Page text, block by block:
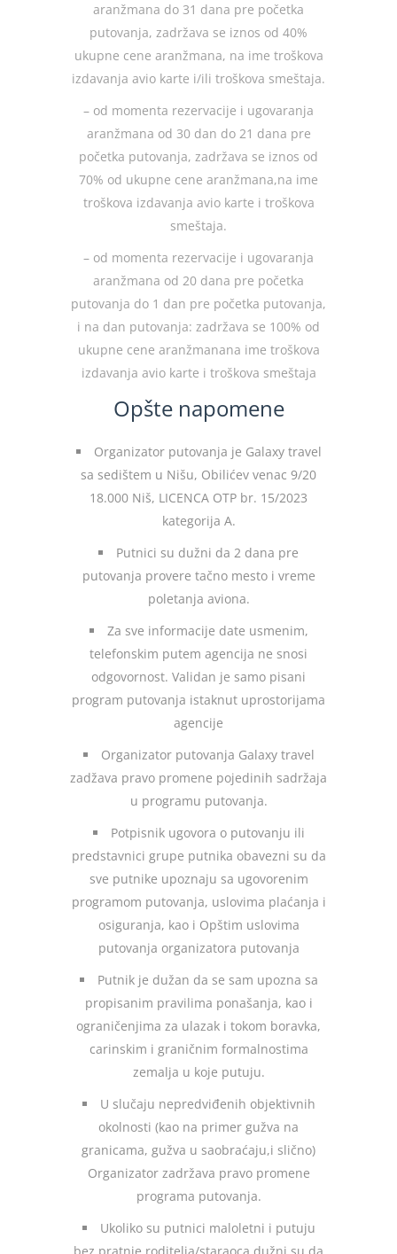
aranžmana do 31 dana pre početka
putovanja, zadržava se iznos od 40%
ukupne cene aranžmana, na ime troškova
izdavanja avio karte i/ili troškova smeštaja.
– od momenta rezervacije i ugovaranja
aranžmana od 30 dan do 21 dana pre
početka putovanja, zadržava se iznos od
70% od ukupne cene aranžmana,na ime
troškova izdavanja avio karte i troškova
smeštaja.
– od momenta rezervacije i ugovaranja
aranžmana od 20 dana pre početka
putovanja do 1 dan pre početka putovanja,
i na dan putovanja: zadržava se 100% od
ukupne cene aranžmanana ime troškova
izdavanja avio karte i troškova smeštaja
Opšte napomene
Organizator putovanja je Galaxy travel
sa sedištem u Nišu, Obilićev venac 9/20
18.000 Niš, LICENCA OTP br. 15/2023
kategorija A.
Putnici su dužni da 2 dana pre
putovanja provere tačno mesto i vreme
poletanja aviona.
Za sve informacije date usmenim,
telefonskim putem agencija ne snosi
odgovornost. Validan je samo pisani
program putovanja istaknut uprostorijama
agencije
Organizator putovanja Galaxy travel
zadžava pravo promene pojedinih sadržaja
u programu putovanja.
Potpisnik ugovora o putovanju ili
predstavnici grupe putnika obavezni su da
sve putnike upoznaju sa ugovorenim
programom putovanja, uslovima plaćanja i
osiguranja, kao i Opštim uslovima
putovanja organizatora putovanja
Putnik je dužan da se sam upozna sa
propisanim pravilima ponašanja, kao i
ograničenjima za ulazak i tokom boravka,
carinskim i graničnim formalnostima
zemalja u koje putuju.
U slučaju nepredviđenih objektivnih
okolnosti (kao na primer gužva na
granicama, gužva u saobraćaju,i slično)
Organizator zadržava pravo promene
programa putovanja.
Ukoliko su putnici maloletni i putuju